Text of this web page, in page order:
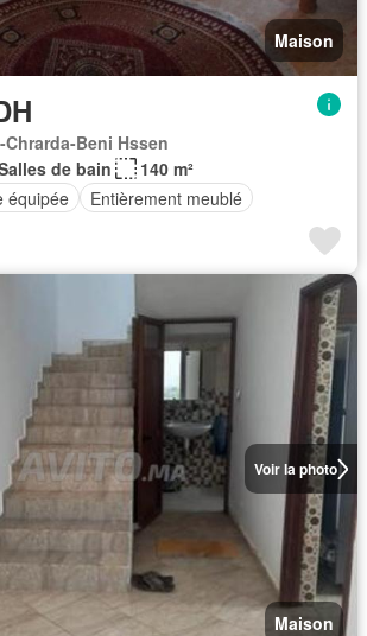
Maison
Beni Hssen
de bain
140 m²
équipée Entièrement meublé
Voir la photo
Maison